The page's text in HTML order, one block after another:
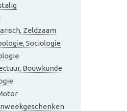
Zeldzaam
Sociologie
Bouwkunde